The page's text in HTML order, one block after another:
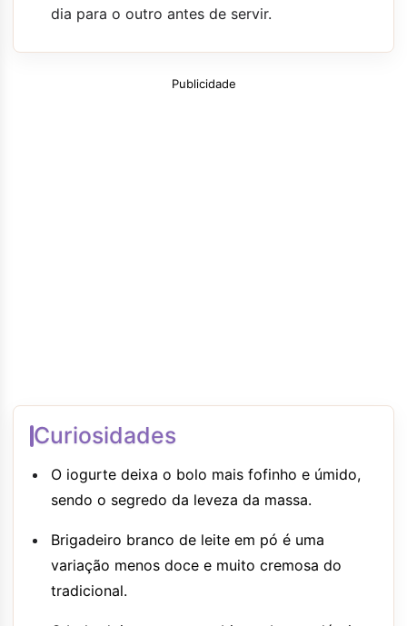
dia para o outro antes de servir.
Publicidade
Curiosidades
O iogurte deixa o bolo mais fofinho e úmido,
sendo o segredo da leveza da massa.
Brigadeiro branco de leite em pó é uma
variação menos doce e muito cremosa do
tradicional.